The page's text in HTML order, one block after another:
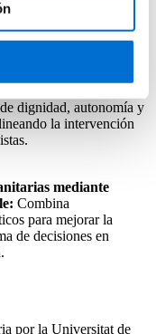
título emitido por la
en el Europass.
atención a la
dignidad, autonomía y
la intervención
mediante
Combina
para mejorar la
de decisiones en
por la Universitat de